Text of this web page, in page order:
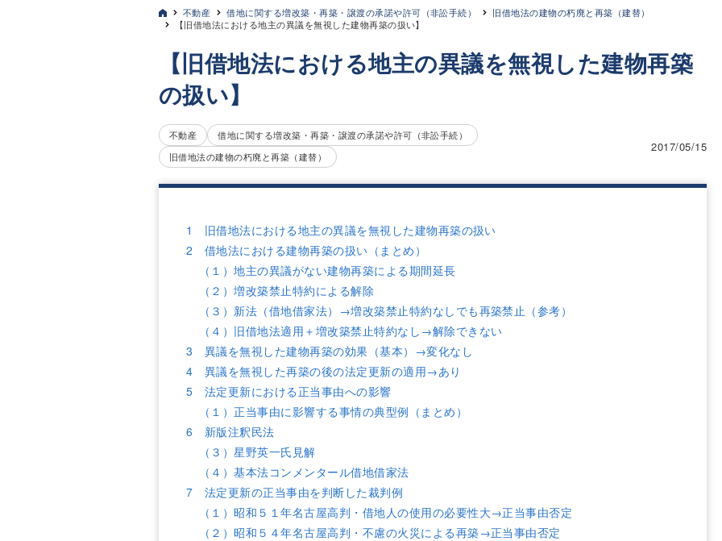
不動産 借地に関する増改築・再築・譲渡の承諾や許可（非訟手続）
旧借地法の建物の朽廃と再築（建替）
【旧借地法における地主の異議を無視した建物再築の扱い】
【旧借地法における地主の異議を無視した建物再築
の扱い】
不動産
借地に関する増改築・再築・譲渡の承諾や許可（非訟手続）
旧借地法の建物の朽廃と再築（建替）
2017/05/15
1 旧借地法における地主の異議を無視した建物再築の扱い
2 借地法における建物再築の扱い（まとめ）
（１）地主の異議がない建物再築による期間延長
（２）増改築禁止特約による解除
（３）新法（借地借家法）→増改築禁止特約なしでも再築禁止（参考）
（４）旧借地法適用＋増改築禁止特約なし→解除できない
3 異議を無視した建物再築の効果（基本）→変化なし
4 異議を無視した再築の後の法定更新の適用→あり
5 法定更新における正当事由への影響
（１）正当事由に影響する事情の典型例（まとめ）
6 新版注釈民法
（３）星野英一氏見解
（４）基本法コンメンタール借地借家法
7 法定更新の正当事由を判断した裁判例
（１）昭和５１年名古屋高判・借地人の使用の必要性大→正当事由否定
（２）昭和５４年名古屋高判・不慮の火災による再築→正当事由否定